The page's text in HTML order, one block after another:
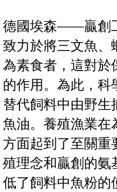
德國埃森——贏創
致力於將三文魚、
為素食者，這對於
的作用。為此，科
替代飼料中由野生
魚油。養殖漁業在
方面起到了至關重
殖理念和贏創的氨
低了飼料中魚粉的